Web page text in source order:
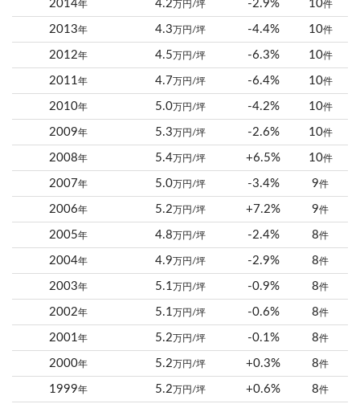
2014年 4.2 万円/坪 -2.9% 10件
2013年 4.3 万円/坪 -4.4% 10件
2012年 4.5 万円/坪 -6.3% 10件
2011年 4.7 万円/坪 -6.4% 10件
2010年 5.0 万円/坪 -4.2% 10件
2009年 5.3 万円/坪 -2.6% 10件
2008年 5.4 万円/坪 +6.5% 10件
2007年 5.0 万円/坪 -3.4% 9件
2006年 5.2 万円/坪 +7.2% 9件
2005年 4.8 万円/坪 -2.4% 8件
2004年 4.9 万円/坪 -2.9% 8件
2003年 5.1 万円/坪 -0.9% 8件
2002年 5.1 万円/坪 -0.6% 8件
2001年 5.2 万円/坪 -0.1% 8件
2000年 5.2 万円/坪 +0.3% 8件
1999年 5.2 万円/坪 +0.6% 8件